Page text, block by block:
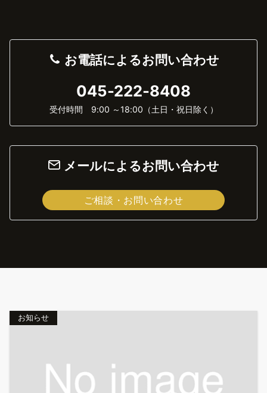
お電話によるお問い合わせ
045-222-8408
受付時間 9:00 ～18:00（土日・祝日除く）
メールによるお問い合わせ
ご相談・お問い合わせ
お知らせ